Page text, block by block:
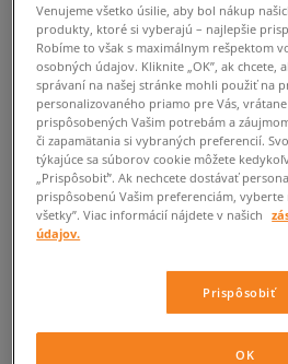
Venujeme všetko úsilie, aby bol nákup
produkty, ktoré si vyberajú – najlepšie
Robíme to však s maximálnym rešpektom
osobných údajov. Kliknite „OK”, ak chcete,
správaní na našej stránke mohli použiť na
personalizovaného priamo pre Vás,
prispôsobených Vašim potrebám a
či zapamätania si vybraných preferencií.
týkajúce sa súborov cookie môžete
„Prispôsobiť”. Ak nechcete dostávať
prispôsobenú Vašim preferenciám,
všetky”. Viac informácií nájdete v našich
údajov.
Prispôsobiť
OK